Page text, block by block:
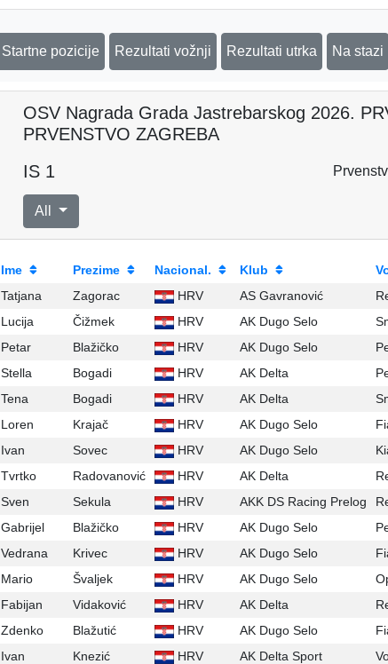
Startne pozicije Rezultati vožnji Rezultati utrka Na stazi
OSV Nagrada Grada Jastrebarskog 2026.
PRVENSTVO ZAGREBA
IS 1
All
Ime Prezime Nacional. Klub
Tatjana Zagorac HRV AS Gavranović
Lucija Čižmek HRV AK Dugo Selo
Petar Blažičko HRV AK Dugo Selo
Stella Bogadi HRV AK Delta
Tena Bogadi HRV AK Delta
Loren Krajač HRV AK Dugo Selo
Ivan Sovec HRV AK Dugo Selo
Tvrtko Radovanović HRV AK Delta
Sven Sekula HRV AKK DS Racing Prelog
Gabrijel Blažičko HRV AK Dugo Selo
Vedrana Krivec HRV AK Dugo Selo
Mario Švaljek HRV AK Dugo Selo
Fabijan Vidaković HRV AK Delta
Zdenko Blažutić HRV AK Dugo Selo
Ivan Knezić HRV AK Delta Sport